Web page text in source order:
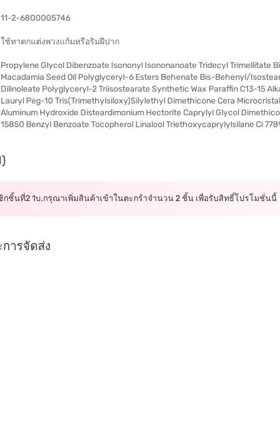
11-2-6800005746
ใช้ทาตกแต่งพวงแก้มหรือริมฝีปาก
Propylene Glycol Dibenzoate Isononyl Isononanoate Tridecyl Trimellitate
Macadamia Seed Oil Polyglyceryl-6 Esters Behenate Bis-Behenyl/
Dilinoleate Polyglyceryl-2 Triisostearate Synthetic Wax Paraffin C13-15
Lauryl Peg-10 Tris(Trimethylsiloxy)Silylethyl Dimethicone Cera
Aluminum Hydroxide Disteardimonium Hectorite Caprylyl Glycol
15850 Benzyl Benzoate Tocopherol Linalool Triethoxycaprylylsilane Ci
กชิ้นที่2 1บ.กรุณาเพิ่มสินค้าเข้าในตะกร้าจำนวน 2 ชิ้น เพื่อรับสิทธิ์โปรโมชั่นนี้
ารจัดส่ง